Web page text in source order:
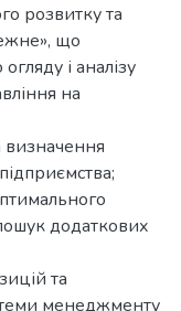
розвитку та
що
і аналізу
на
визначення
додаткових
та
менеджменту